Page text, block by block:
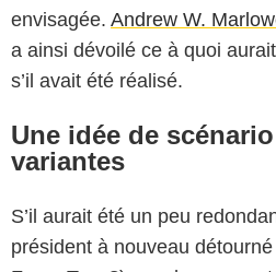
envisagée. Andrew W.
a ainsi dévoilé ce à quoi
s’il avait été réalisé.
Une idée de
variantes
S’il aurait été un peu
président à nouveau